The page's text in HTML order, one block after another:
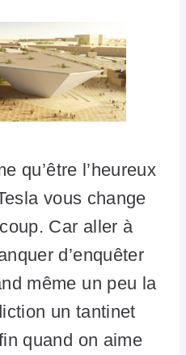
qu’être l’heureux
vous change
Car aller à
d’enquêter
même un peu la
un tantinet
quand on aime